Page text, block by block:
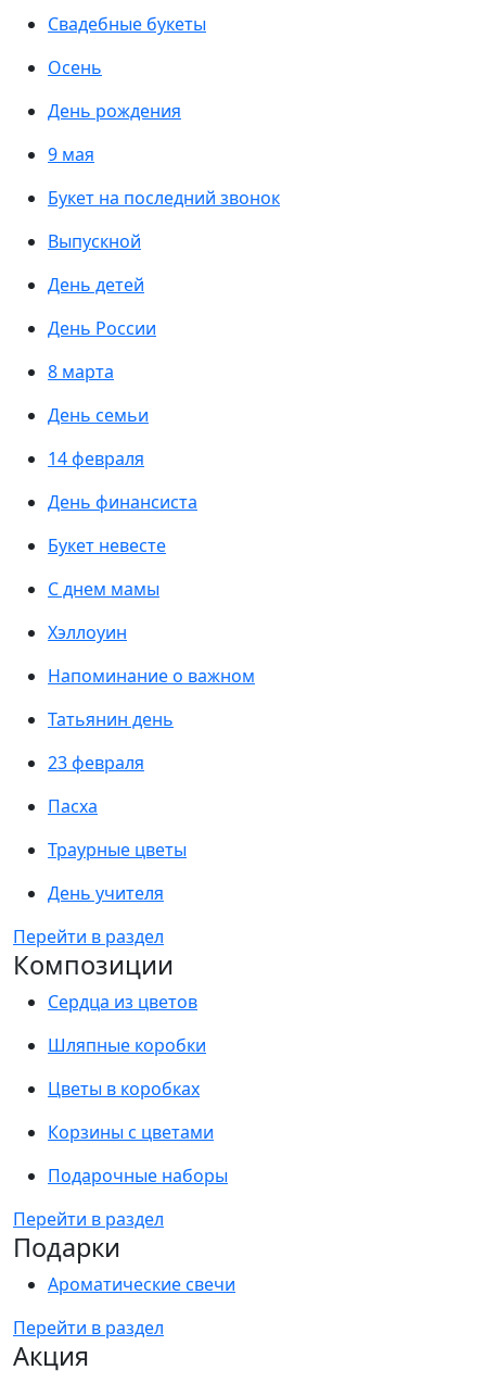
Свадебные букеты
Осень
День рождения
9 мая
Букет на последний звонок
Выпускной
День детей
День России
8 марта
День семьи
14 февраля
День финансиста
Букет невесте
С днем мамы
Хэллоуин
Напоминание о важном
Татьянин день
23 февраля
Пасха
Траурные цветы
День учителя
Перейти в раздел
Композиции
Сердца из цветов
Шляпные коробки
Цветы в коробках
Корзины с цветами
Подарочные наборы
Перейти в раздел
Подарки
Ароматические свечи
Перейти в раздел
Акция